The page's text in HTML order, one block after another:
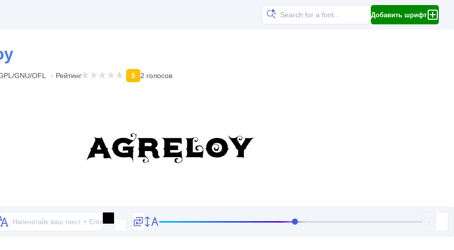
Добавить шрифт
GNU/OFL Рейтинг 5 2 голосов